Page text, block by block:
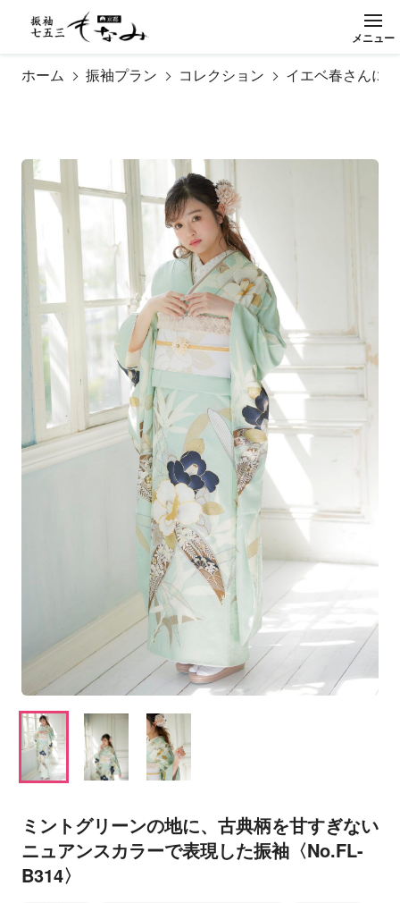
メニ ュ ー
ホーム 振袖プラン コレクション イエベ春さんに
ミントグリーンの地に、古典柄を甘すぎない
ニュアンスカラーで表現した振袖〈No.FL-
B314〉